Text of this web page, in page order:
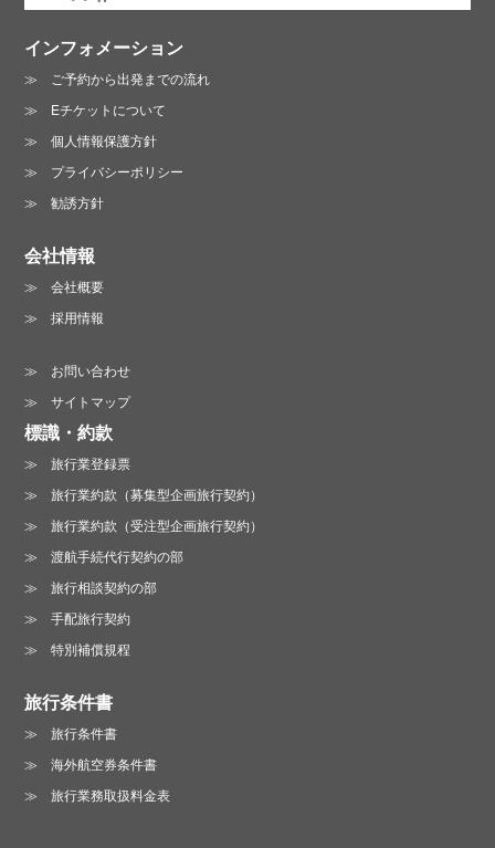
インフォメーション
ご予約から出発までの流れ
Eチケットについて
個人情報保護方針
プライバシーポリシー
勧誘方針
会社情報
会社概要
採用情報
お問い合わせ
サイトマップ
標識・約款
旅行業登録票
旅行業約款（募集型企画旅行契約）
旅行業約款（受注型企画旅行契約）
渡航手続代行契約の部
旅行相談契約の部
手配旅行契約
特別補償規程
旅行条件書
旅行条件書
海外航空券条件書
旅行業務取扱料金表